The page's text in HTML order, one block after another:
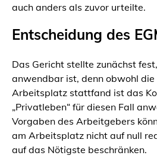
auch anders als zuvor urteilte.
Entscheidung des
Das Gericht stellte zunächst
anwendbar ist, denn obwohl die
Arbeitsplatz stattfand ist das
„Privatleben“ für diesen Fall
Vorgaben des Arbeitgebers
am Arbeitsplatz nicht auf null
auf das Nötigste beschränken.